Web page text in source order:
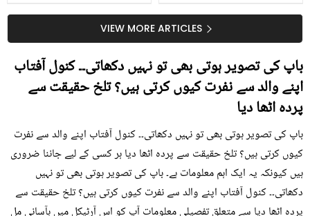
کیوں کھانا چاہیے؟
سستا اور قدرتی حلVIEW MORE ARTICLES
باپ کی تصویر ہوتی بھی تو نہیں دکھاتی۔۔ کنول آفتاب
اپنے والد سے نفرت کیوں کرتی ہیں؟ تلخ حقیقت سے
پردہ اٹھا دیا
باپ کی تصویر ہوتی بھی تو نہیں دکھاتی۔۔ کنول آفتاب اپنے والد سے نفرت
کیوں کرتی ہیں؟ تلخ حقیقت سے پردہ اٹھا دیا ہر کسی کے لیے جاننا ضروری
ہیں کیونکہ یہ ایک اہم معلومات ہے۔ باپ کی تصویر ہوتی بھی تو نہیں
دکھاتی۔۔ کنول آفتاب اپنے والد سے نفرت کیوں کرتی ہیں؟ تلخ حقیقت سے